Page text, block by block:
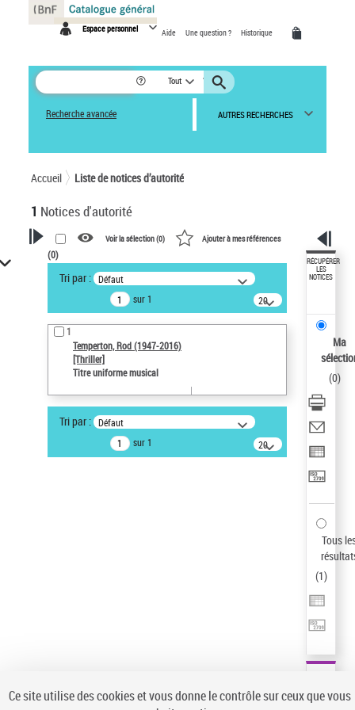
Espace personnel Aide Une question ? Historique
Tout
Recherche avancée AUTRES RECHERCHES
Accueil Liste de notices d’autorité
1 Notices d'autorité
VOTRE RECHERCHE
Recherche avancée dans les
notices d’autorité
Œuvres liées à l'auteur :
Temperton, Rod (1947-2016)
Sauvegarder votre recherche
AFFINER
Type de notice d'autorité
Voir la sélection (0) Ajouter à mes références
(0)
Tri par : Défaut
sur 1
20
résultats/page
1
Temperton, Rod (1947-2016)
[Thriller]
Titre uniforme musical
Tri par : Défaut
sur 1
20
résultats/page
RÉCUPÉRER
LES
NOTICES
Ma
(0)
Tous
(1)
Panneau de gestion des cookies
Ce site utilise des cookies et vous donne le contrôle sur ceux que vous